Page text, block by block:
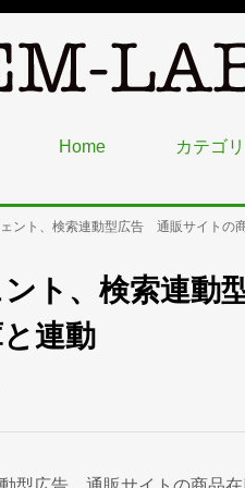
Home カテゴリ
ント、検索連動型広告 通販サイトの
ト、検索連動
連動